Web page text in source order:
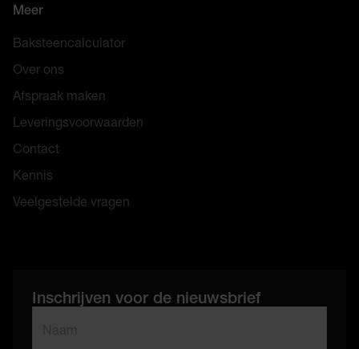
Meer
Baksteencalculator
Over ons
Afspraak maken
Leveringsvoorwaarden
Contact
Kennis
Veelgestelde vragen
Inschrijven voor de nieuwsbrief